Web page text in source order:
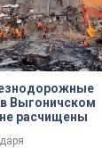
в Выгоничском
расчищены